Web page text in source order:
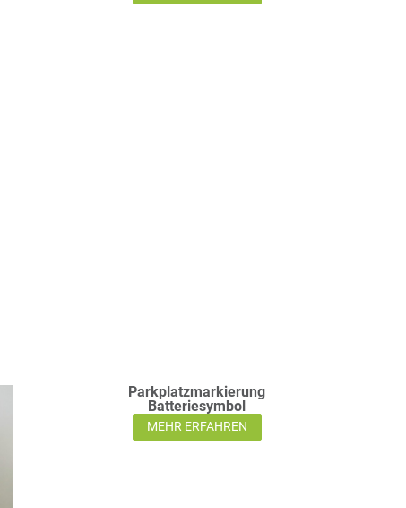
Parkplatzmarkierung
Batteriesymbol
MEHR ERFAHREN